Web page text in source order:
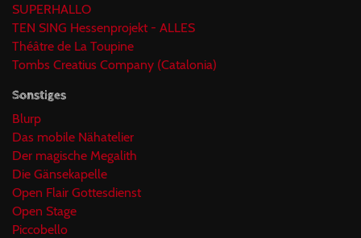
SUPERHALLO
TEN SING Hessenprojekt - ALLES
Théâtre de La Toupine
Tombs Creatius Company (Catalonia)
Sonstiges
Blurp
Das mobile Nähatelier
Der magische Megalith
Die Gänsekapelle
Open Flair Gottesdienst
Open Stage
Piccobello